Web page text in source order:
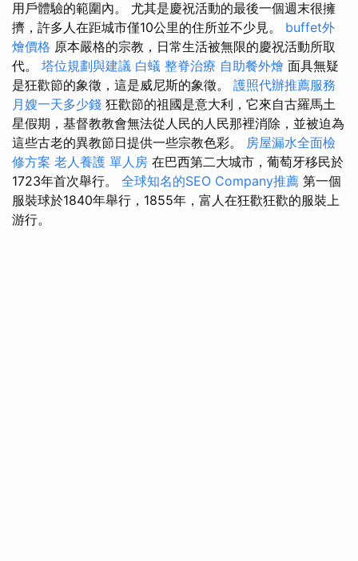
用戶體驗的範圍內。 尤其是慶祝活動的最後一個週末很擁
擠，許多人在距城市僅10公里的住所並不少見。 buffet外
燴價格 原本嚴格的宗教，日常生活被無限的慶祝活動所取
代。 塔位規劃與建議 白蟻 整脊治療 自助餐外燴 面具無疑
是狂歡節的象徵，這是威尼斯的象徵。 護照代辦推薦服務
月嫂一天多少錢 狂歡節的祖國是意大利，它來自古羅馬土
星假期，基督教教會無法從人民的人民那裡消除，並被迫為
這些古老的異教節日提供一些宗教色彩。 房屋漏水全面檢
修方案 老人養護 單人房 在巴西第二大城市，葡萄牙移民於
1723年首次舉行。 全球知名的SEO Company推薦 第一個
服裝球於1840年舉行，1855年，富人在狂歡狂歡的服裝上
游行。